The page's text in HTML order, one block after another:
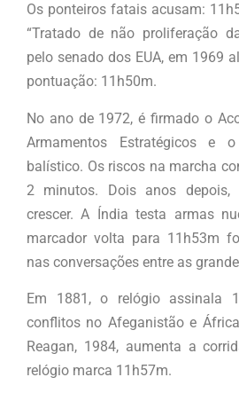
Os ponteiros fatais acusam:
“Tratado de não proliferação
pelo senado dos EUA, em 1969
pontuação: 11h50m.
No ano de 1972, é firmado o
Armamentos Estratégicos e
balístico. Os riscos na marcha
2 minutos. Dois anos
crescer. A Índia testa armas
marcador volta para 11h53m
nas conversações entre as
Em 1881, o relógio assinala
conflitos no Afeganistão e
Reagan, 1984, aumenta a
relógio marca 11h57m.